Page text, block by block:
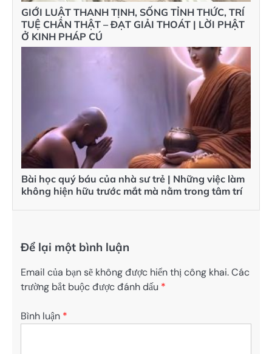
GIỚI LUẬT THANH TỊNH, SỐNG TỈNH THỨC, TRÍ
TUỆ CHÂN THẬT – ĐẠT GIẢI THOÁT | LỜI PHẬT
Ở KINH PHÁP CÚ
Bài học quý báu của nhà sư trẻ | Những việc làm
không hiện hữu trước mắt mà nằm trong tâm trí
Để lại một bình luận
Email của bạn sẽ không được hiển thị công khai.Các
trường bắt buộc được đánh dấu *
Bình luận *